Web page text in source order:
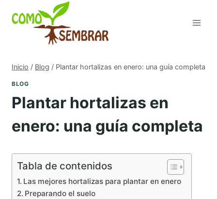
Inicio / Blog / Plantar hortalizas en enero: una guía completa
BLOG
Plantar hortalizas en
enero: una guía completa
Tabla de contenidos
Las mejores hortalizas para plantar en enero
Preparando el suelo